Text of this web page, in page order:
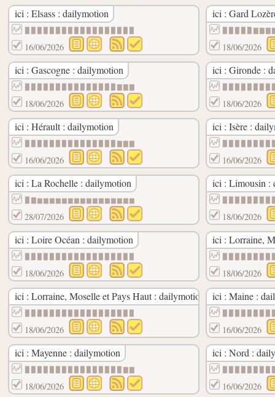
ici : Elsass : dailymotion
16/06/2026
ici : Gard
18/06/2026
ici : Gascogne : dailymotion
▉▉▉▉▉▉▉▉▉▉▉▉▉▉▉▇▇▇
18/06/2026
ici : Gironde :
18/06/2026
ici : Hérault : dailymotion
▉▉▉▉▉▉▉▉▉▉▉▉▉▉▉▇▇▇
16/06/2026
ici : Isère :
16/06/2026
ici : La Rochelle : dailymotion
▉▇▆▆▆▆▆▆▆▆▆▆▆▆▆▆▆▆
28/07/2026
ici : Limousin :
18/06/2026
ici : Loire Océan : dailymotion
18/06/2026
ici : Lorraine,
18/06/2026
ici : Lorraine, Moselle et Pays Haut : dailymotion
18/06/2026
ici : Maine :
16/06/2026
ici : Mayenne : dailymotion
▉▉▉▉▉▉▉▉▉▉▉▉▉▉▉▉▇▇
18/06/2026
ici : Nord :
16/06/2026